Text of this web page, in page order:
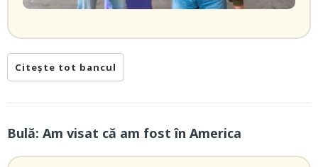
Citește tot bancul
Bulă: Am visat că am fost în America